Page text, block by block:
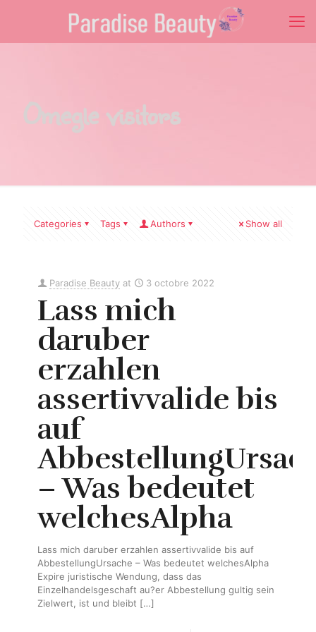
Omegle visitors
Categories Tags Authors Show all
Paradise Beauty at 3 octobre 2022
Lass mich
daruber
erzahlen
assertivvalide bis
auf
– Was bedeutet
welchesAlpha
Lass mich daruber erzahlen assertivvalide bis auf
AbbestellungUrsache – Was bedeutet welchesAlpha
Expire juristische Wendung, dass das
Einzelhandelsgeschaft au?er Abbestellung gultig sein
Zielwert, ist und bleibt […]